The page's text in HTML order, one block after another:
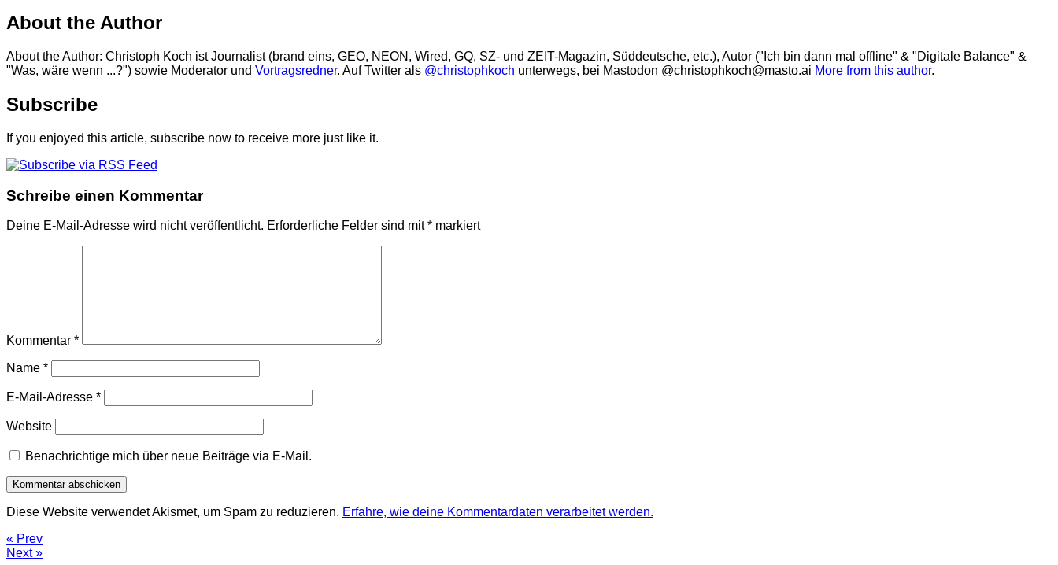
About the Author
About the Author: Christoph Koch ist Journalist (brand eins, GEO, NEON, Wired, GQ, SZ- und ZEIT-Magazin, Süddeutsche, etc.), Autor ("Ich bin dann mal offline" & "Digitale Balance" &
"Was, wäre wenn ...?") sowie Moderator und Vortragsredner. Auf Twitter als @christophkoch unterwegs, bei Mastodon @christophkoch@masto.ai More from this author.
Subscribe
If you enjoyed this article, subscribe now to receive more just like it.
Schreibe einen Kommentar
Deine E-Mail-Adresse wird nicht veröffentlicht. Erforderliche Felder sind mit* markiert
Kommentar *
Name *
E-Mail-Adresse *
Website
Benachrichtige mich über neue Beiträge via E-Mail.
Diese Website verwendet Akismet, um Spam zu reduzieren. Erfahre, wie deine Kommentardaten verarbeitet werden.
« Prev
Next »